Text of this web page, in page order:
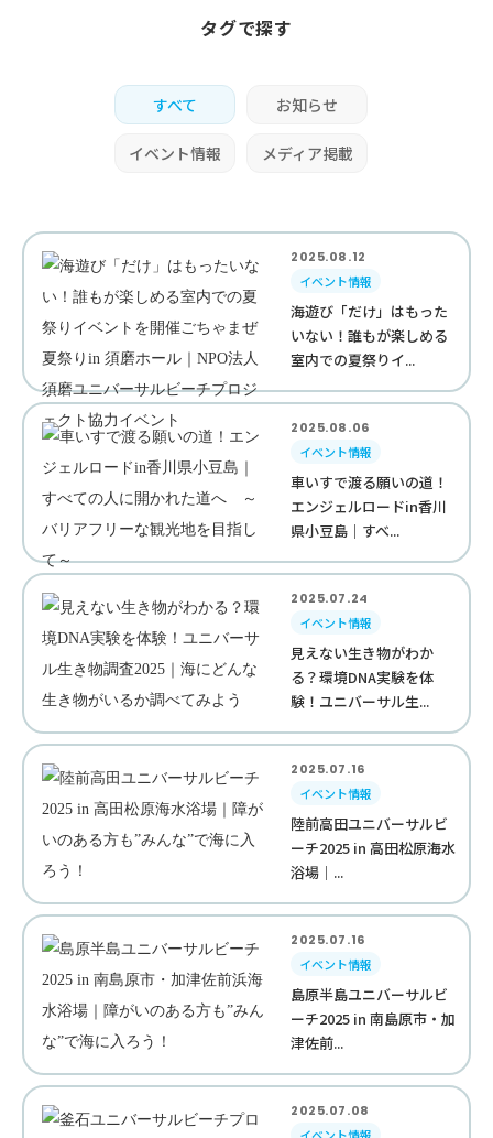
タグで探す
すべて お知らせ
イベント情報 メディア掲載
2025.08.12
イベント情報
海遊び「だけ」はもった
いない！誰もが楽しめる
室内での夏祭りイ...
2025.08.06
イベント情報
車いすで渡る願いの道！
エンジェルロードin香川
県小豆島｜すべ...
2025.07.24
イベント情報
見えない生き物がわか
る？環境DNA実験を体
験！ユニバーサル生...
2025.07.16
イベント情報
陸前高田ユニバーサルビ
ーチ2025 in 高田松原海水
浴場｜...
2025.07.16
イベント情報
島原半島ユニバーサルビ
ーチ2025 in 南島原市・加
津佐前...
2025.07.08